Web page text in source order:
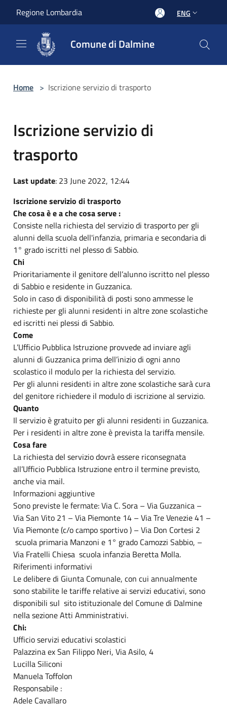
Regione Lombardia ENG
Comune di Dalmine
Home > Iscrizione servizio di trasporto
Iscrizione servizio di
trasporto
Last update: 23 June 2022, 12:44
Iscrizione servizio di trasporto
Che cosa è e a che cosa serve :
Consiste nella richiesta del servizio di trasporto per gli
alunni della scuola dell'infanzia, primaria e secondaria di
1° grado iscritti nel plesso di Sabbio.
Chi
Prioritariamente il genitore dell’alunno iscritto nel plesso
di Sabbio e residente in Guzzanica.
Solo in caso di disponibilità di posti sono ammesse le
richieste per gli alunni residenti in altre zone scolastiche
ed iscritti nei plessi di Sabbio.
Come
L’Ufficio Pubblica Istruzione provvede ad inviare agli
alunni di Guzzanica prima dell’inizio di ogni anno
scolastico il modulo per la richiesta del servizio.
Per gli alunni residenti in altre zone scolastiche sarà cura
del genitore richiedere il modulo di iscrizione al servizio.
Quanto
Il servizio è gratuito per gli alunni residenti in Guzzanica.
Per i residenti in altre zone è prevista la tariffa mensile.
Cosa fare
La richiesta del servizio dovrà essere riconsegnata
all’Ufficio Pubblica Istruzione entro il termine previsto,
anche via mail.
Informazioni aggiuntive
Sono previste le fermate: Via C. Sora – Via Guzzanica –
Via San Vito 21 – Via Piemonte 14 – Via Tre Venezie 41 –
Via Piemonte (c/o campo sportivo ) – Via Don Cortesi 2
scuola primaria Manzoni e 1° grado Camozzi Sabbio, –
Via Fratelli Chiesa scuola infanzia Beretta Molla.
Riferimenti informativi
Le delibere di Giunta Comunale, con cui annualmente
sono stabilite le tariffe relative ai servizi educativi, sono
disponibili sul sito istituzionale del Comune di Dalmine
nella sezione Atti Amministrativi.
Chi:
Ufficio servizi educativi scolastici
Palazzina ex San Filippo Neri, Via Asilo, 4
Lucilla Siliconi
Manuela Toffolon
Responsabile :
Adele Cavallaro